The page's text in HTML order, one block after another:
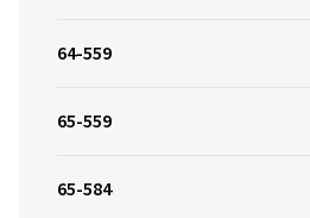
64-559
65-559
65-584